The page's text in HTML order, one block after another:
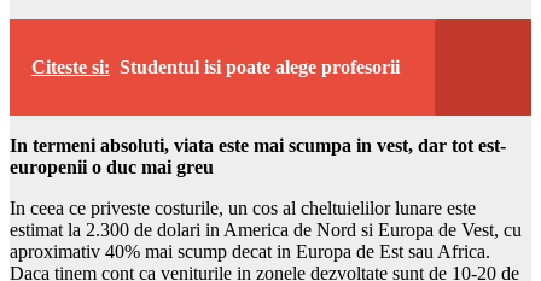
Citeste si: Studentul isi poate alege profesorii
In termeni absoluti, viata este mai scumpa in vest, dar tot est-
europenii o duc mai greu
In ceea ce priveste costurile, un cos al cheltuielilor lunare este
estimat la 2.300 de dolari in America de Nord si Europa de Vest, cu
aproximativ 40% mai scump decat in Europa de Est sau Africa.
Daca tinem cont ca veniturile in zonele dezvoltate sunt de 10-20 de